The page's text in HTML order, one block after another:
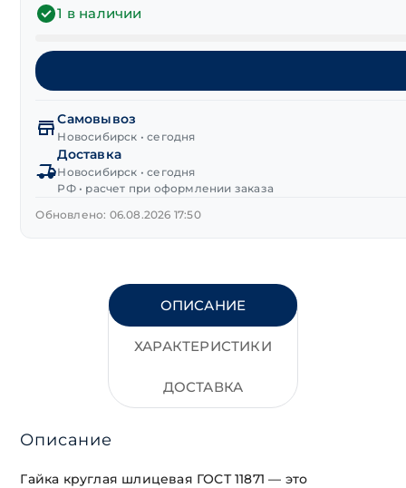
1 в наличии
Гайка
шлицевая
ГОСТ
11871
М115х2.0
покрытия
Самовывоз
Новосибирск • сегодня
Доставка
Новосибирск • сегодня
РФ • расчет при оформлении заказа
Обновлено: 06.08.2026 17:50
ОПИСАНИЕ
ХАРАКТЕРИСТИКИ
ДОСТАВКА
Описание
Гайка круглая шлицевая ГОСТ 11871 — это